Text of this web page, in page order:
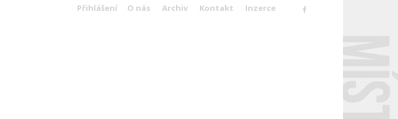
Přihlášení O nás Archiv Kontakt Inzerce